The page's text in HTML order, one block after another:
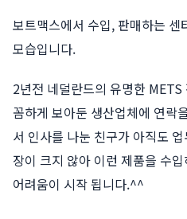
보트맥스에서 수입, 판매하는
모습입니다.
2년전 네덜란드의 유명한
꼼하게 보아둔 생산업체에 연락
서 인사를 나눈 친구가 아직도
장이 크지 않아 이런 제품을 수
어려움이 시작 됩니다.^^